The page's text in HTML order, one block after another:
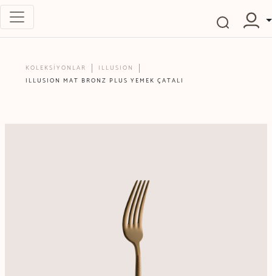
KOLEKSİYONLAR
ILLUSION
ILLUSION MAT BRONZ PLUS YEMEK ÇATALI